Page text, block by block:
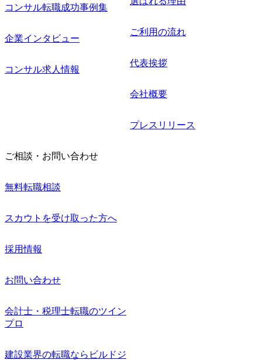
コンサル転職成功事例集
企業インタビュー
コンサル求人情報
ご利用の流れ
代表挨拶
会社概要
プレスリリース
ご相談・お問い合わせ
無料転職相談
スカウトを受け取った方へ
採用情報
お問い合わせ
会計士・税理士転職のツイン
プロ
建設業界の転職ならビルドジ